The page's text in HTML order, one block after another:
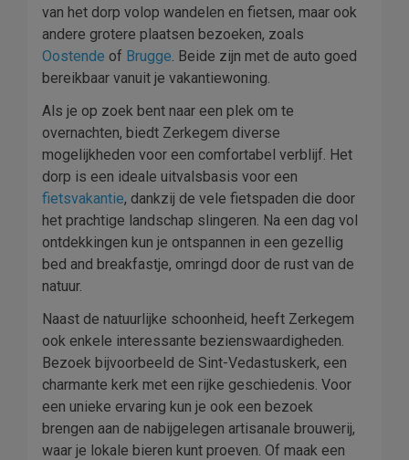
van het dorp volop wandelen en fietsen, maar ook
andere grotere plaatsen bezoeken, zoals
Oostende of Brugge. Beide zijn met de auto goed
bereikbaar vanuit je vakantiewoning.
Als je op zoek bent naar een plek om te
overnachten, biedt Zerkegem diverse
mogelijkheden voor een comfortabel verblijf. Het
dorp is een ideale uitvalsbasis voor een
fietsvakantie, dankzij de vele fietspaden die door
het prachtige landschap slingeren. Na een dag vol
ontdekkingen kun je ontspannen in een gezellig
bed and breakfastje, omringd door de rust van de
natuur.
Naast de natuurlijke schoonheid, heeft Zerkegem
ook enkele interessante bezienswaardigheden.
Bezoek bijvoorbeeld de Sint-Vedastuskerk, een
charmante kerk met een rijke geschiedenis. Voor
een unieke ervaring kun je ook een bezoek
brengen aan de nabijgelegen artisanale brouwerij,
waar je lokale bieren kunt proeven. Of maak een